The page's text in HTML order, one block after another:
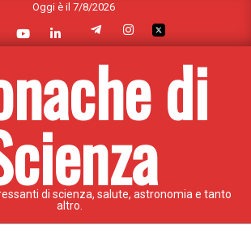
Oggi è il 7/8/2026
di
di scienza, salute, astronomia e tanto
altro.